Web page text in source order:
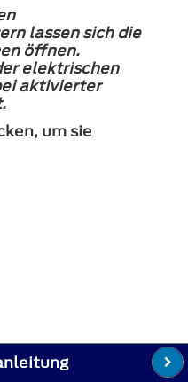
lassen sich die
öffnen.
elektrischen
aktivierter
um sie